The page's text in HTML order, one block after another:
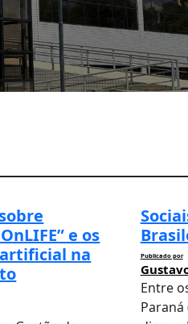
e os
na
Publicado por
Entre